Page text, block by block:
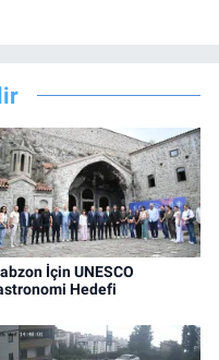
İçin UNESCO
Hedefi